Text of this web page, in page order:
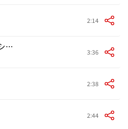
2:14
2人のイルミネーション 3:36
2:38
2:44